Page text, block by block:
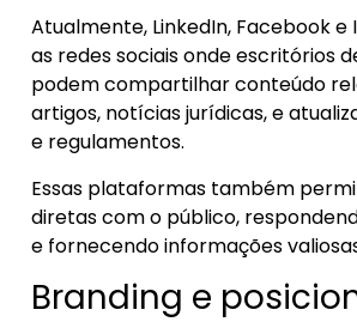
Atualmente, LinkedIn, Facebook
as redes sociais onde escritórios
podem compartilhar conteúdo
artigos, notícias jurídicas, e
e regulamentos.
Essas plataformas também
diretas com o público,
e fornecendo informações
Branding e